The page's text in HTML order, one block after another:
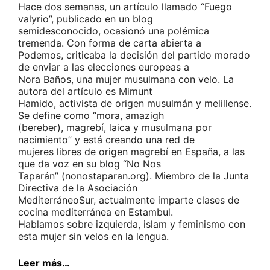
Hace dos semanas, un artículo llamado “Fuego
valyrio”, publicado en un blog
semidesconocido, ocasionó una polémica
tremenda. Con forma de carta abierta a
Podemos, criticaba la decisión del partido morado
de enviar a las elecciones europeas a
Nora Baños, una mujer musulmana con velo. La
autora del artículo es Mimunt
Hamido, activista de origen musulmán y melillense.
Se define como “mora, amazigh
(bereber), magrebí, laica y musulmana por
nacimiento” y está creando una red de
mujeres libres de origen magrebí en España, a las
que da voz en su blog “No Nos
Taparán” (nonostaparan.org). Miembro de la Junta
Directiva de la Asociación
MediterráneoSur, actualmente imparte clases de
cocina mediterránea en Estambul.
Hablamos sobre izquierda, islam y feminismo con
esta mujer sin velos en la lengua.
Leer más…